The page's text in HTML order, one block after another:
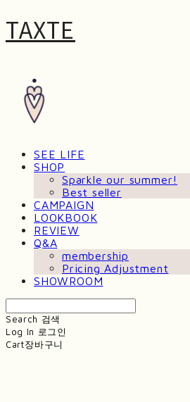
TAXTE
SEE LIFE
SHOP
Sparkle our summer!
Best seller
CAMPAIGN
LOOKBOOK
REVIEW
Q&A
membership
Pricing Adjustment
SHOWROOM
Search 검색
Log In 로그인
Cart장바구니